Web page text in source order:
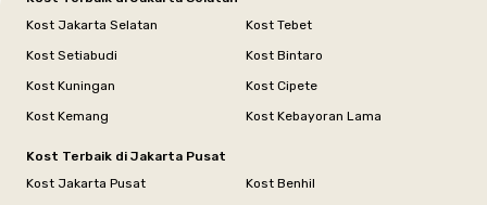
Kost Jakarta Selatan
Kost Tebet
Kost Setiabudi
Kost Bintaro
Kost Kuningan
Kost Cipete
Kost Kemang
Kost Kebayoran Lama
Kost Terbaik di Jakarta Pusat
Kost Jakarta Pusat
Kost Benhil